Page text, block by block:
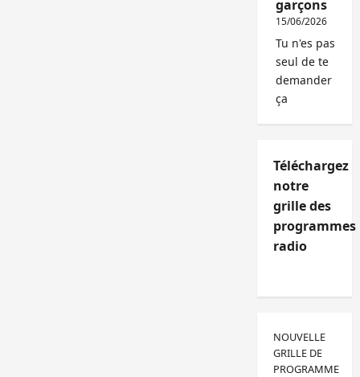
garçons
15/06/2026
Tu n'es pas
seul de te
demander
ça
Téléchargez
notre
grille des
programmes
radio
NOUVELLE
GRILLE DE
PROGRAMME